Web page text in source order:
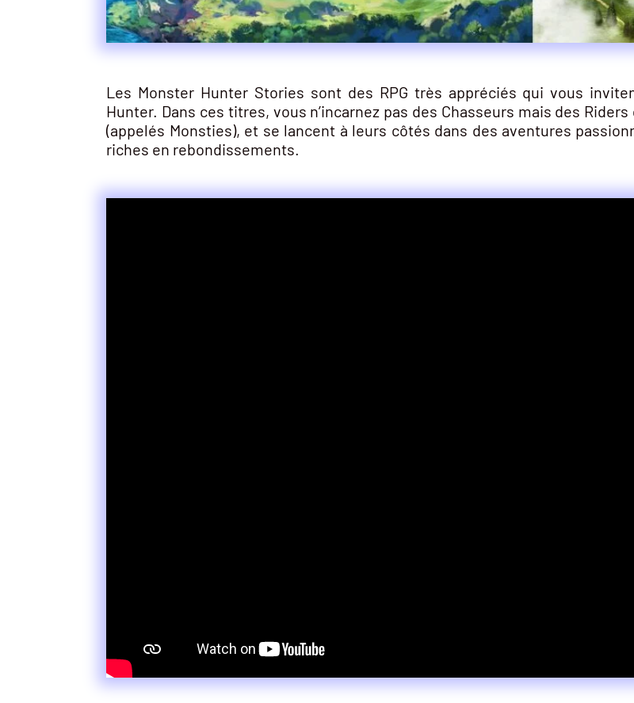
Les Monster Hunter Stories sont des RPG très appréciés qui vous
Hunter. Dans ces titres, vous n’incarnez pas des Chasseurs mais des
(appelés Monsties), et se lancent à leurs côtés dans des aventures
riches en rebondissements.